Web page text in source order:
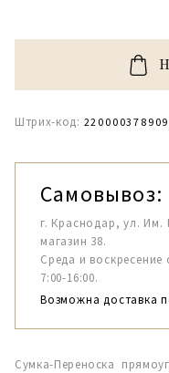
Штрих-код:
Самовывоз:
г. Краснодар, ул. Им.
магазин 38.
Среда и воскресение
7:00-16:00.
Возможна доставка
Сумка-Переноска